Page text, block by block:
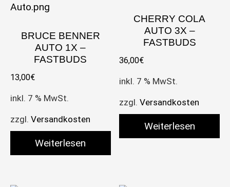
BRUCE BENNER
AUTO 1X –
FASTBUDS
13,00€
inkl. 7 % MwSt.
zzgl. Versandkosten
Weiterlesen
CHERRY COLA
AUTO 3X –
FASTBUDS
36,00€
inkl. 7 % MwSt.
zzgl.Versandkosten
Weiterlesen